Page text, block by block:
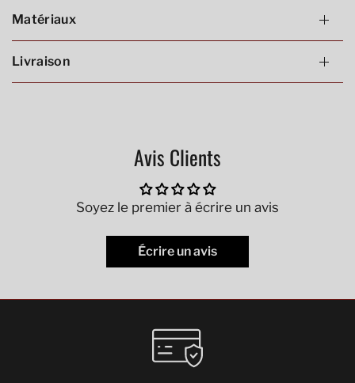
Matériaux
Livraison
Avis Clients
Soyez le premier à écrire un avis
Écrire un avis